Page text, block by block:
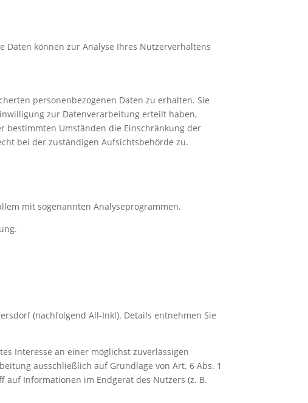
können zur Analyse Ihres Nutzerverhaltens
personenbezogenen Daten zu erhalten. Sie
zur Datenverarbeitung erteilt haben,
bestimmten Umständen die Einschränkung der
bei der zuständigen Aufsichtsbehörde zu.
mit sogenannten Analyseprogrammen.
(nachfolgend All-Inkl). Details entnehmen Sie
Interesse an einer möglichst zuverlässigen
ausschließlich auf Grundlage von Art. 6 Abs. 1
auf Informationen im Endgerät des Nutzers (z. B.